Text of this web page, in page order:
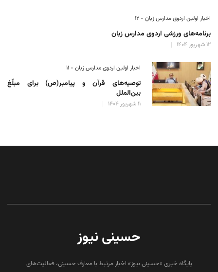
اخبار اولین اردوی مدارس زبان - ۱۲
برنامه‌های ورزشی اردوی مدارس زبان
۱۲ شهریور ۱۴۰۴
اخبار اولین اردوی مدارس زبان - ۱۱
توصیه‌های قرآن و پیامبر(ص) برای مبلّغ
بین‌الملل
۱۱ شهریور ۱۴۰۴
حسینی نیوز
پایگاه خبری «حسینی نیوز» اخبار مرتبط با معارف حسینی، فعالیت‌های